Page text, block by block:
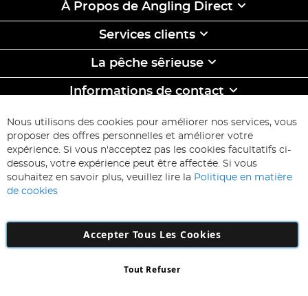
À Propos de Angling Direct
Services clients
La pêche sêrieuse
Informations de contact
ABONNEZ-VOUS & ECONOMISEZ
Inscription
à
d’information
:
Inscription
Nous utilisons des cookies pour améliorer nos services, vous
proposer des offres personnelles et améliorer votre
expérience. Si vous n'acceptez pas les cookies facultatifs ci-
dessous, votre expérience peut être affectée. Si vous
souhaitez en savoir plus, veuillez lire la Politique en matière
de cookies
Accepter Tous Les Cookies
Tout Refuser